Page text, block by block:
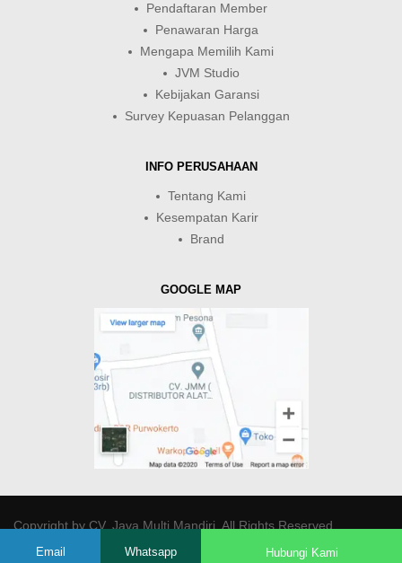
Pendaftaran Member
Penawaran Harga
Mengapa Memilih Kami
JVM Studio
Kebijakan Garansi
Survey Kepuasan Pelanggan
INFO PERUSAHAAN
Tentang Kami
Kesempatan Karir
Brand
GOOGLE MAP
Copyright byCV. Java Multi Mandiri. All Rights Reserved.
Email Whatsapp Hubungi Kami